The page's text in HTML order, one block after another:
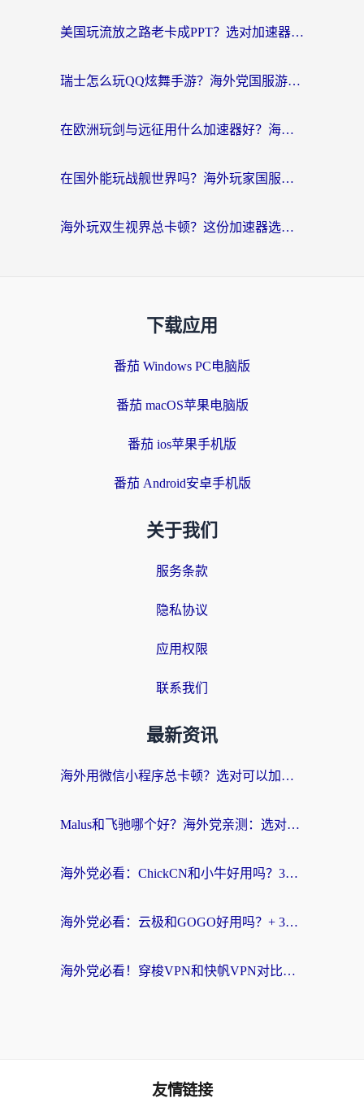
美国玩流放之路老卡成PPT？选对加速器比啥都重要（附欧洲全球玩家实测推荐）
瑞士怎么玩QQ炫舞手游？海外党国服游戏不卡指南（附重生细胞闪耀暖暖优化技巧）
在欧洲玩剑与远征用什么加速器好？海外党亲测有效的国服游戏加速指南
在国外能玩战舰世界吗？海外玩家国服畅玩终极指南（附印尼天使之战赛事攻略）
海外玩双生视界总卡顿？这份加速器选择指南帮你告别延迟（附欧洲流星蝴蝶剑澳门青鸾繁华录优化技巧）
下载应用
番茄 Windows PC电脑版
番茄 macOS苹果电脑版
番茄 ios苹果手机版
番茄 Android安卓手机版
关于我们
服务条款
隐私协议
应用权限
联系我们
最新资讯
海外用微信小程序总卡顿？选对可以加速微信小程序的加速器就够了（含老挝可用&Mac端推荐）
Malus和飞驰哪个好？海外党亲测：选对回国加速器才能无缝刷剧玩国服
海外党必看：ChickCN和小牛好用吗？3招教你选对回国加速器无缝刷国内资源
海外党必看：云极和GOGO好用吗？+ 3步选对回国加速器，流畅看CCTV5海外直播
海外党必看！穿梭VPN和快帆VPN对比哪个回国效果更好？——3款冷门加速器实测+终极选择建议
友情链接